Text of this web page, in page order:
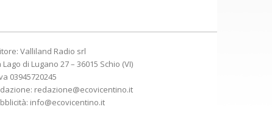
Valliland Radio srl
Lago di Lugano 27 – 36015 Schio (VI)
03945720245
redazione@ecovicentino.it
info@ecovicentino.it